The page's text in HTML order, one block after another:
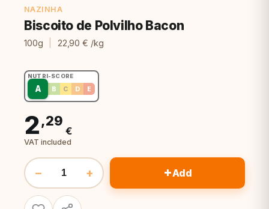
NAZINHA
Biscoito de Polvilho Bacon
100g 22,90 € /kg
NUTRI-SCORE
A B C D E
2,29
€
VAT included
− + +Add